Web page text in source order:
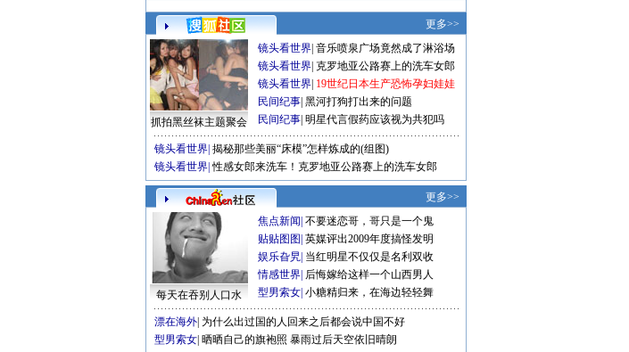
更多>>
抓拍黑丝袜主题聚会
镜头看世界 音乐喷泉广场竟然成了淋浴场
镜头看世界 克罗地亚公路赛上的洗车女郎
镜头看世界 19世纪日本生产恐怖孕妇娃娃
民间纪事 黑河打狗打出来的问题
民间纪事 明星代言假药应该视为共犯吗
镜头看世界 揭秘那些美丽“床模”怎样炼成的(组图)
镜头看世界 性感女郎来洗车！克罗地亚公路赛上的洗车女郎
更多>>
每天在吞别人口水
焦点新闻 不要迷恋哥，哥只是一个鬼
贴贴图图 英媒评出2009年度搞怪发明
娱乐旮旯 当红明星不仅仅是名利双收
情感世界 后悔嫁给这样一个山西男人
型男索女 小糖精归来，在海边轻轻舞
漂在海外 为什么出过国的人回来之后都会说中国不好
型男索女 晒晒自己的旗袍照 暴雨过后天空依旧晴朗